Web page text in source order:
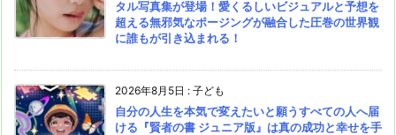
タル写真集が登場！愛くるしいビジュアルと予想を
超える無邪気なポージングが融合した圧巻の世界観
に誰もが引き込まれる！
2026年8月5日 : 子ども
自分の人生を本気で変えたいと願うすべての人へ届
ける『賢者の書 ジュニア版』は真の成功と幸せを手